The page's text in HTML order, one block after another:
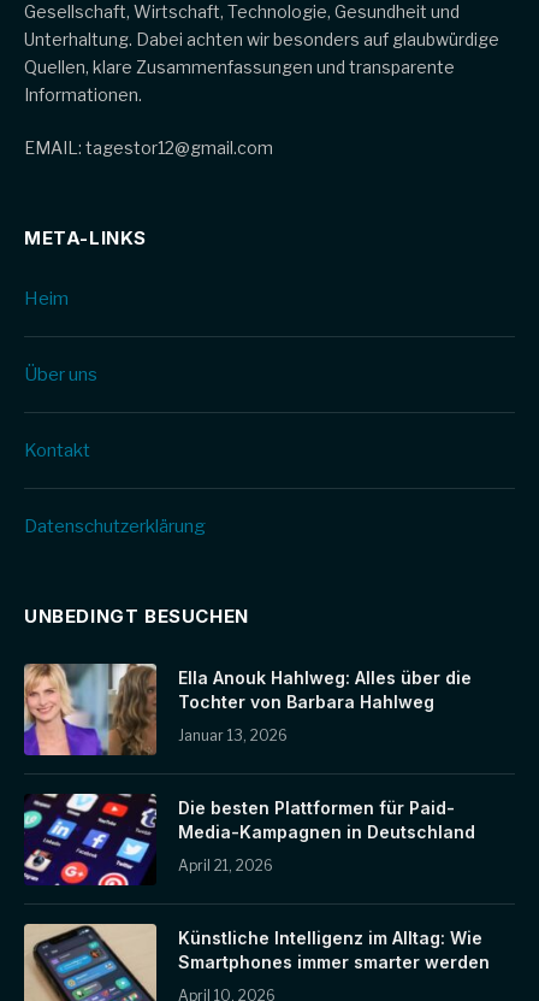
Gesellschaft, Wirtschaft, Technologie, Gesundheit und
Unterhaltung. Dabei achten wir besonders auf glaubwürdige
Quellen, klare Zusammenfassungen und transparente
Informationen.
EMAIL: tagestor12@gmail.com
META-LINKS
Heim
Über uns
Kontakt
Datenschutz­erklärung
UNBEDINGT BESUCHEN
Ella Anouk Hahlweg: Alles über die
Tochter von Barbara Hahlweg
Januar 13, 2026
Die besten Plattformen für Paid-
Media-Kampagnen in Deutschland
April 21, 2026
Künstliche Intelligenz im Alltag: Wie
Smartphones immer smarter werden
April 10, 2026